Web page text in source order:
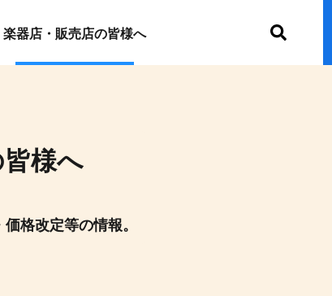
楽器店・販売店の皆様へ
サ
ト
様へ
格改定等の情報。